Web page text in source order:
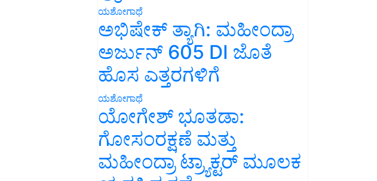
ಯಶೋಗಾಥೆ
ಅಭಿಷೇಕ್ ತ್ಯಾಗಿ: ಮಹೀಂದ್ರಾ
ಅರ್ಜುನ್ 605 DI ಜೊತೆ
ಹೊಸ ಎತ್ತರಗಳಿಗೆ
ಯಶೋಗಾಥೆ
ಯೋಗೇಶ್ ಭೂತಡಾ:
ಗೋಸಂರಕ್ಷಣೆ ಮತ್ತು
ಮಹೀಂದ್ರಾ ಟ್ರ್ಯಾಕ್ಟರ್ ಮೂಲಕ